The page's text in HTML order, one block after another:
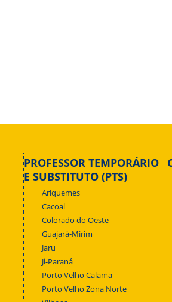
PROFESSOR TEMPORÁRIO
E SUBSTITUTO (PTS)
Ariquemes
Cacoal
Colorado do Oeste
Guajará-Mirim
Jaru
Ji-Paraná
Porto Velho Calama
Porto Velho Zona Norte